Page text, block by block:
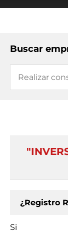
Buscar
¿Registro
Si